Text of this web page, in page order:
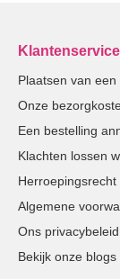
Plaatsen van een
Onze
Een bestelling
Klachten lossen
Algemene
Ons privacybeleid
Bekijk onze blogs